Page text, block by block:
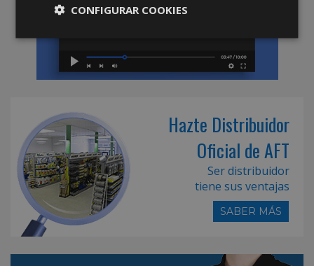
Hazte Distribuidor
Oficial de AFT
Ser distribuidor
tiene sus ventajas
SABER MÁS
CONFIGURAR COOKIES